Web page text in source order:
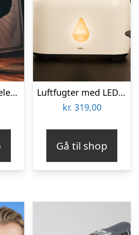
Rock On Hovedtelefonholder
Luftfugter med LED-flamme – Zenkuru
kr. 319,00
Gå til shop